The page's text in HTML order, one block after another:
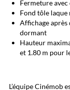
Fermeture avec
Fond tôle laque
Affichage après
dormant
Hauteur
et 1.80 m pour
L’équipe Cinémob